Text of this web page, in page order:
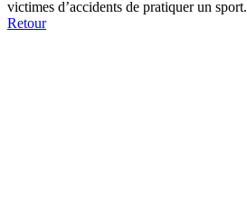
victimes d’accidents de pratiquer un sport.
Retour